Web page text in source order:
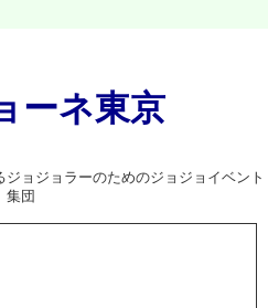
ーネ東京
ョジョラーのためのジョジョイベント
集団